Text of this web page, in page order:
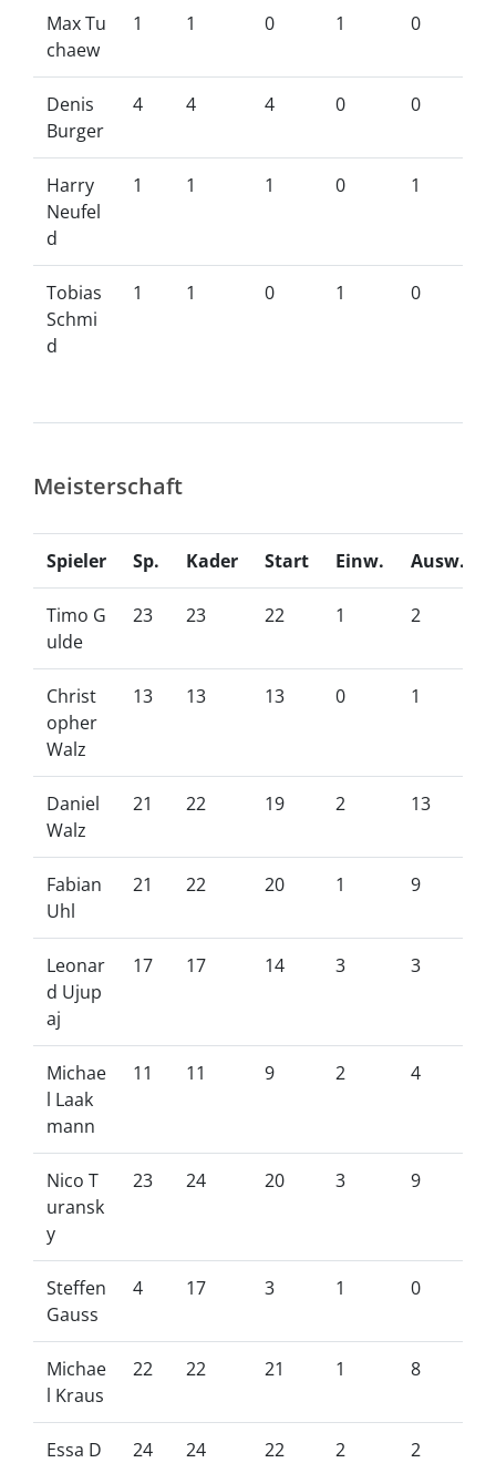
Max Tu
chaew
1 1 0 1 0
Denis
Burger
4 4 4 0 0
Harry
Neufel
d
1 1 1 0 1
Tobias
Schmi
d
1 1 0 1 0
Meisterschaft
Spieler Sp. Kader Start Einw. Ausw.
Timo G
ulde
23 23 22 1 2
Christ
opher
Walz
13 13 13 0 1
Daniel
Walz
21 22 19 2 13
Fabian
Uhl
21 22 20 1 9
Leonar
d Ujup
aj
17 17 14 3 3
Michae
l Laak
mann
11 11 9 2 4
Nico T
uransk
y
23 24 20 3 9
Steffen
Gauss
4 17 3 1 0
Michae
l Kraus
22 22 21 1 8
Essa D
24 24 22 2 2